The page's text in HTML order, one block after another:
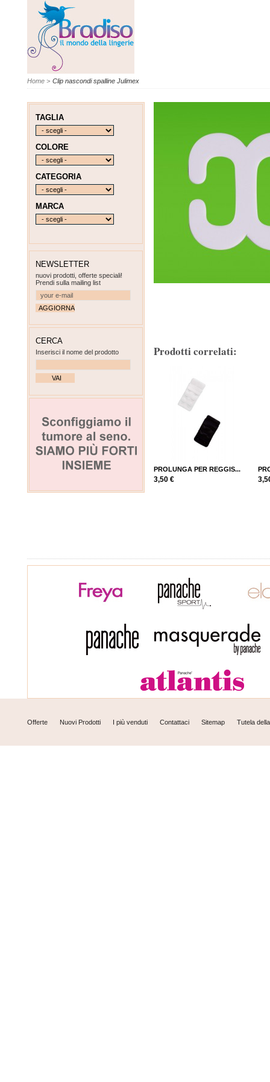
Home > Clip nascondi spalline Julimex
Prodotti correlati:
PROLUNGA PER REGGIS...
3,50 €
TAGLIA
COLORE
CATEGORIA
MARCA
NEWSLETTER
nuovi prodotti, offerte speciali!
Prendi sulla mailing list
CERCA
Inserisci il nome del prodotto
Offerte Nuovi Prodotti I più venduti Contattaci Sitemap Tutela